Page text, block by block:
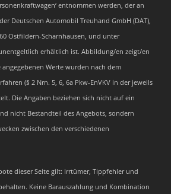
entnommen werden, der an
Deutschen Automobil Treuhand GmbH (DAT),
Ostfildern-Scharnhausen, und unter
erhältlich ist. Abbildung/en zeigt/en
Werte wurden nach dem
(§ 2 Nrn. 5, 6, 6a Pkw-EnVKV in der jeweils
Die Angaben beziehen sich nicht auf ein
nicht Bestandteil des Angebots, sondern
zwischen den verschiedenen
dieser Seite gilt: Irrtümer, Tippfehler und
Keine Barauszahlung und Kombination